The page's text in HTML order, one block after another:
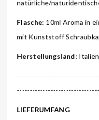
natürliche/
Flasche: 10ml Aroma in
mit Kunststoff
Herstellungsland: Italien
LIEFERUMFANG